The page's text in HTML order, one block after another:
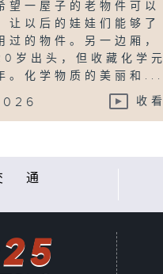
望一屋子的老物件可以
让以后的娃娃们能够了
过的物件。另一边厢，
岁出头，但收藏化学元
。化学物质的美丽和...
收看
通